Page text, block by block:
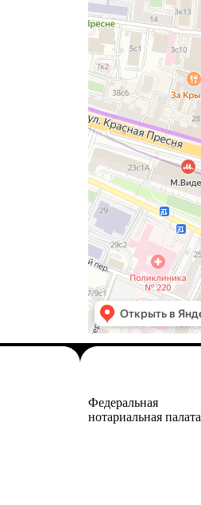
Федеральная
нотариальная палата